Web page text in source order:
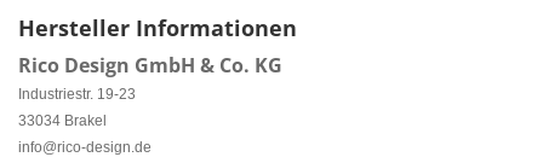
Hersteller Informationen
Rico Design GmbH & Co. KG
Industriestr. 19-23
33034 Brakel
info@rico-design.de